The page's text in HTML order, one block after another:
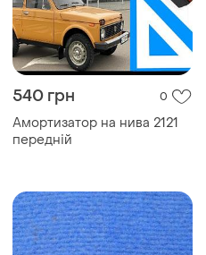
540 грн 0
Амортизатор на нива 2121
передній